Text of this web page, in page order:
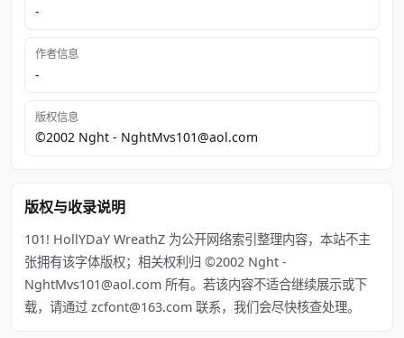
-
作者信息
-
版权信息
©2002 Nght - NghtMvs101@aol.com
版权与收录说明
101! HollYDaY WreathZ 为公开网络索引整理内容，本站不主
张拥有该字体版权；相关权利归 ©2002 Nght -
NghtMvs101@aol.com 所有。若该内容不适合继续展示或下
载，请通过 zcfont@163.com 联系，我们会尽快核查处理。